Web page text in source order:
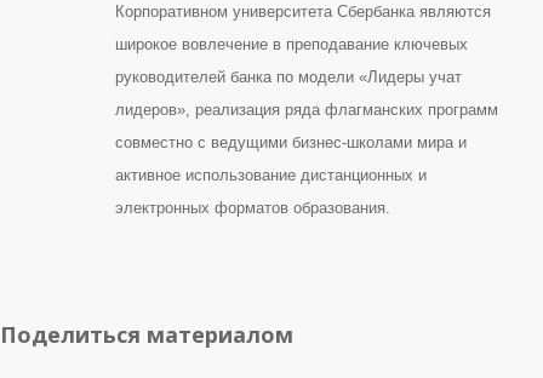
Корпоративном университета Сбербанка являются
широкое вовлечение в преподавание ключевых
руководителей банка по модели «Лидеры учат
лидеров», реализация ряда флагманских программ
совместно с ведущими бизнес-школами мира и
активное использование дистанционных и
электронных форматов образования.
Поделиться материалом